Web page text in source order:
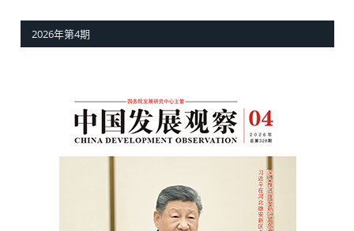
2026年第4期